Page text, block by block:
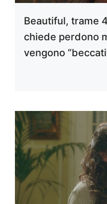
Beautiful, trame
chiede perdono
vengono